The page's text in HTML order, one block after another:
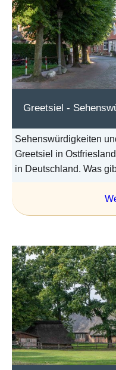
Greetsiel -
Sehenswürdigkeiten
Greetsiel in
in Deutschland. Was